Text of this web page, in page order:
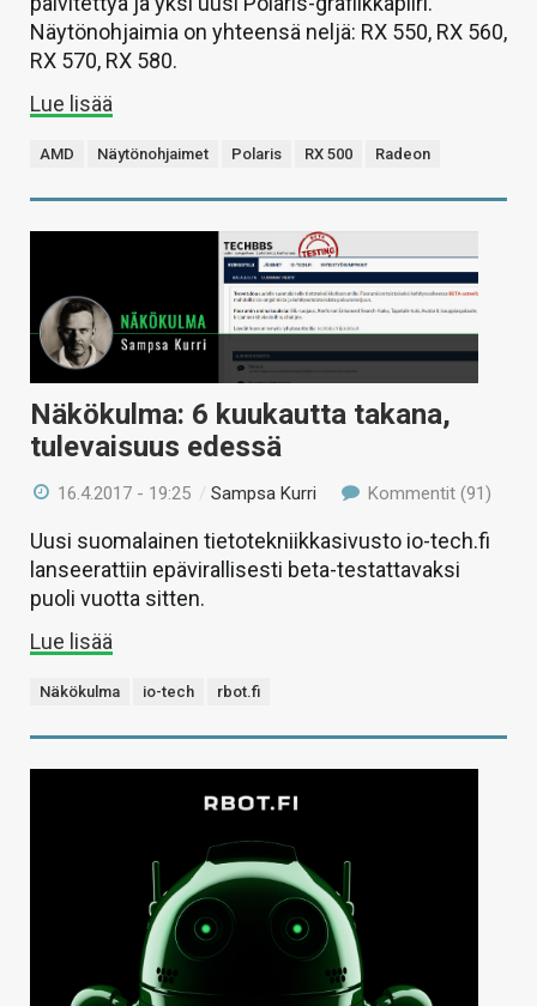
Näytönohjaimia on yhteensä neljä: RX 550, RX 560,
RX 570, RX 580.
Lue lisää
AMD Näytönohjaimet Polaris RX 500 Radeon
Näkökulma: 6 kuukautta takana,
tulevaisuus edessä
16.4.2017 - 19:25 /Sampsa Kurri Kommentit (91)
Uusi suomalainen tietotekniikkasivusto io-tech.fi
lanseerattiin epävirallisesti beta-testattavaksi
puoli vuotta sitten.
Lue lisää
Näkökulma io-tech rbot.fi